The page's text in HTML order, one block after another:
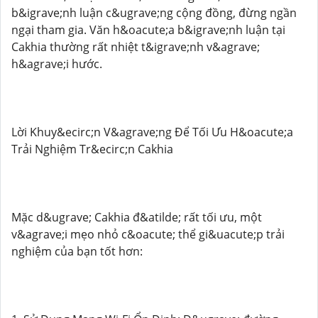
b&igrave;nh luận c&ugrave;ng cộng đồng, đừng ngần
ngại tham gia. Văn h&oacute;a b&igrave;nh luận tại
Cakhia thường rất nhiệt t&igrave;nh v&agrave;
h&agrave;i hước.
Lời Khuy&ecirc;n V&agrave;ng Để Tối Ưu H&oacute;a
Trải Nghiệm Tr&ecirc;n Cakhia
Mặc d&ugrave; Cakhia đ&atilde; rất tối ưu, một
v&agrave;i mẹo nhỏ c&oacute; thể gi&uacute;p trải
nghiệm của bạn tốt hơn: